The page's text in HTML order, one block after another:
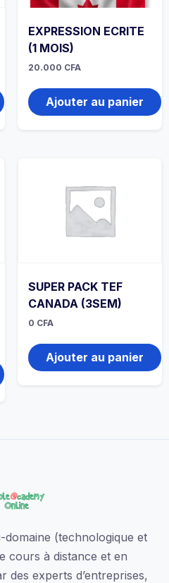
CFA.
EXPRESSION ECRITE
(1 MOIS)
20.000 CFA
Ajouter au panier
SUPER PACK TEF
CANADA (3SEM)
0 CFA
Ajouter au panier
(technologique et
cours à distance et en
des experts d’entreprises,